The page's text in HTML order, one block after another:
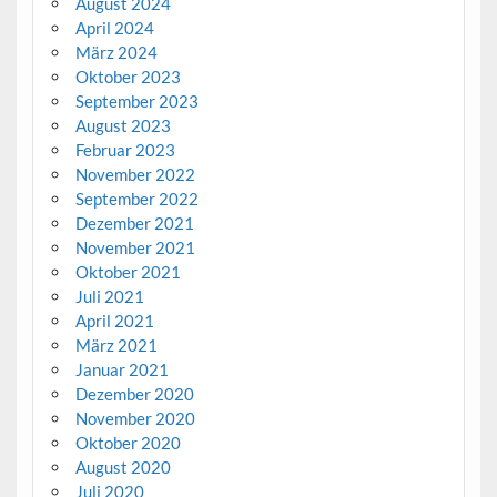
April 2024
März 2024
Oktober 2023
September 2023
August 2023
Februar 2023
November 2022
September 2022
Dezember 2021
November 2021
Oktober 2021
Juli 2021
April 2021
März 2021
Januar 2021
Dezember 2020
November 2020
Oktober 2020
August 2020
Juli 2020